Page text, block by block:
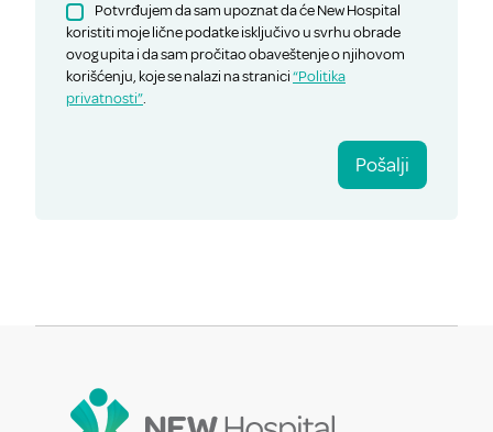
Potvrđujem da sam upoznat da će New Hospital
koristiti moje lične podatke isključivo u svrhu obrade
ovog upita i da sam pročitao obaveštenje o njihovom
korišćenju, koje se nalazi na stranici“Politika
privatnosti”.
Pošalji